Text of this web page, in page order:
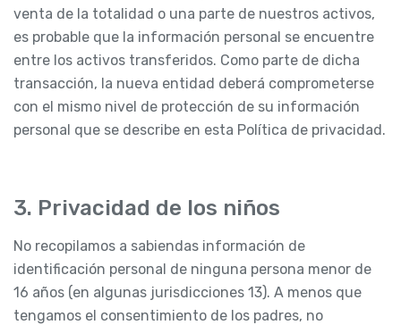
venta de la totalidad o una parte de nuestros activos,
es probable que la información personal se encuentre
entre los activos transferidos. Como parte de dicha
transacción, la nueva entidad deberá comprometerse
con el mismo nivel de protección de su información
personal que se describe en esta Política de privacidad.
3. Privacidad de los niños
No recopilamos a sabiendas información de
identificación personal de ninguna persona menor de
16 años (en algunas jurisdicciones 13). A menos que
tengamos el consentimiento de los padres, no